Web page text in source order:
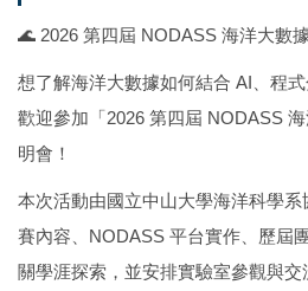
🌊 2026 第四屆 NODASS 海洋大數
想了解海洋大數據如何結合 AI、程
歡迎參加「2026 第四屆 NODASS
明會！
本次活動由國立中山大學海洋科學
賽內容、NODASS 平台實作、歷屆
關學涯探索，並安排實驗室參觀與